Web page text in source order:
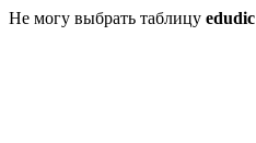
Не могу выбрать таблицу edudic